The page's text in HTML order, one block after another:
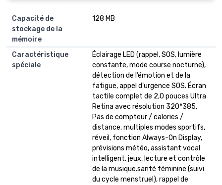
Capacité de
stockage de la
mémoire
128 MB
Caractéristique
spéciale
Éclairage LED (rappel, SOS, lumière
constante, mode course nocturne),
détection de l’émotion et de la
fatigue, appel d’urgence SOS. Écran
tactile complet de 2,0 pouces Ultra
Retina avec résolution 320*385,
Pas de compteur / calories /
distance, multiples modes sportifs,
réveil, fonction Always-On Display,
prévisions météo, assistant vocal
intelligent, jeux, lecture et contrôle
de la musique.santé féminine (suivi
du cycle menstruel), rappel de